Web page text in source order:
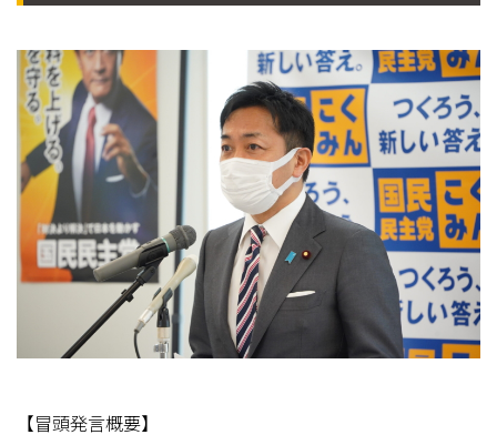
【冒頭発言概要】